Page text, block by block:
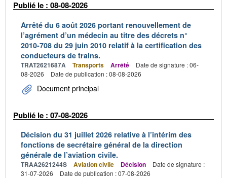
Publié le : 08-08-2026
Arrêté du 6 août 2026 portant renouvellement de
l’agrément d’un médecin au titre des décrets n°
2010-708 du 29 juin 2010 relatif à la certification des
conducteurs de trains.
TRAT2621687A Transports Arrêté
Date de signature : 06-
08-2026
Date de publication : 08-08-2026
Document principal
Publié le : 07-08-2026
Décision du 31 juillet 2026 relative à l’intérim des
fonctions de secrétaire général de la direction
générale de l’aviation civile.
TRAA2621244S Aviation civile Décision
Date de signature :
31-07-2026
Date de publication : 07-08-2026